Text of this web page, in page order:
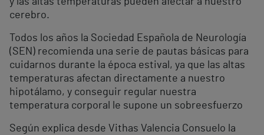
cerebro.
Todos los años la Sociedad Española de Neurología
(SEN) recomienda una serie de pautas básicas para
cuidarnos durante la época estival, ya que las altas
temperaturas afectan directamente a nuestro
hipotálamo, y conseguir regular nuestra
temperatura corporal le supone un sobreesfuerzo
Según explica desde Vithas Valencia Consuelo la